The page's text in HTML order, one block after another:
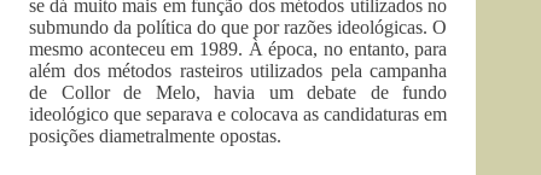
se dá muito mais em função dos métodos utilizados no
submundo da política do que por razões ideológicas. O
mesmo aconteceu em 1989. À época, no entanto, para
além dos métodos rasteiros utilizados pela campanha
de Collor de Melo, havia um debate de fundo
ideológico que separava e colocava as candidaturas em
posições diametralmente opostas.